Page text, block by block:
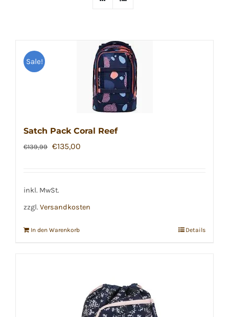
Sale!
Satch Pack Coral Reef
€139,99 Ursprünglicher
€139,99
€135,00
inkl. MwSt.
zzgl. Versandkosten
In den Warenkorb Details